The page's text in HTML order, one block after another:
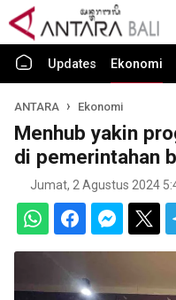
Updates Ekonomi
ANTARA Ekonomi
Menhub yakin
di pemerintahan
Jumat, 2 Agustus 2024